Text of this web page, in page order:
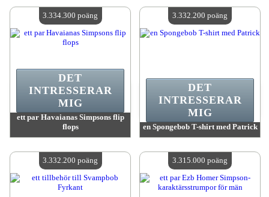
Antal tillgängliga:4
Antal tillgängliga:4
ett par Havaianas Simpsons flip
flops
Antal tillgängliga:4
DET
INTRESSERAR
MIG
3.334.300 poäng
en Spongebob T-shirt med Patrick
Antal tillgängliga:4
DET
INTRESSERAR
MIG
3.332.200 poäng
3.332.200 poäng 3.315.000 poäng